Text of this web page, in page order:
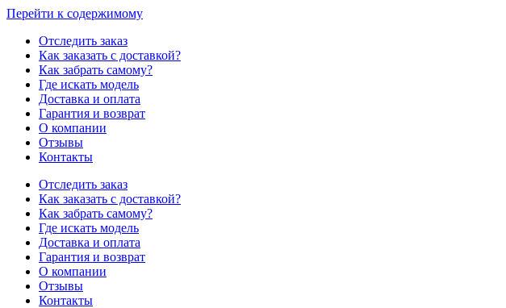
Перейти к содержимому
Отследить заказ
Как заказать с доставкой?
Как забрать самому?
Где искать модель
Доставка и оплата
Гарантия и возврат
О компании
Отзывы
Контакты
Отследить заказ
Как заказать с доставкой?
Как забрать самому?
Где искать модель
Доставка и оплата
Гарантия и возврат
О компании
Отзывы
Контакты